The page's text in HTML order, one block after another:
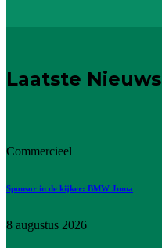
Laatste Nieuws
Commercieel
Sponsor in de kijker: BMW Juma
8 augustus 2026